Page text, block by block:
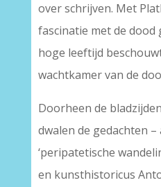
over schrijven. Met
fascinatie met de dood
hoge leeftijd
wachtkamer van de
Doorheen de
dwalen de gedachten –
‘peripatetische
en kunsthistoricus